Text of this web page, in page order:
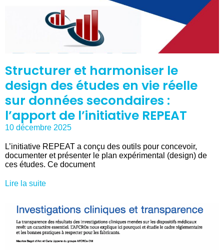
Structurer et harmoniser le
design des études en vie réelle
sur données secondaires :
l’apport de l’initiative REPEAT
10 décembre 2025
L’initiative REPEAT a conçu des outils pour concevoir,
documenter et présenter le plan expérimental (design) de
ces études. Ce document
Lire la suite